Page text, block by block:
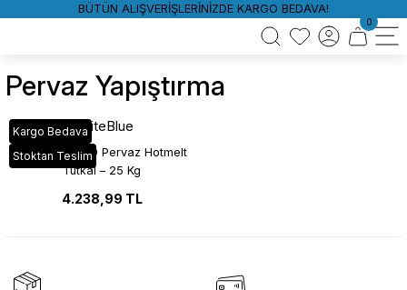
BÜTÜN ALIŞVERİŞLERİNİZDE KARGO BEDAVA!
0
Pervaz Yapıştırma
Kargo Bedava
Stoktan Teslim
WhiteBlue
WhiteBlue 900 Pervaz Hotmelt
Tutkal – 25 Kg
4.238,99 TL